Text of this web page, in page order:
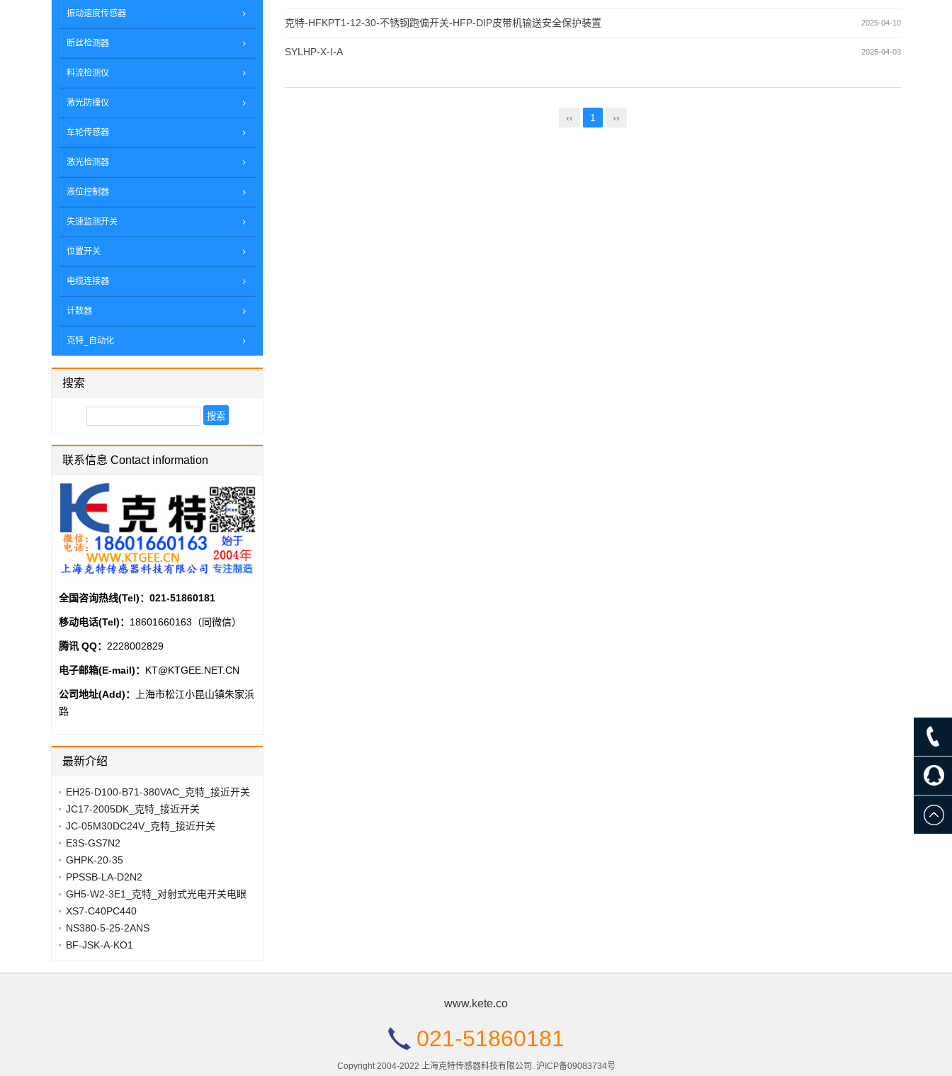
2025-04-10
克特-HFKPT1-12-30-不锈钢跑偏开关-HFP-DIP皮带机输送安全保护装置
2025-04-03
SYLHP-X-I-A
‹‹ 1 ››
振动速度传感器
断丝检测器
料流检测仪
激光防撞仪
车轮传感器
激光检测器
液位控制器
失速监测开关
位置开关
电缆连接器
计数器
克特_自动化
搜索
联系信息 Contact information
全国咨询热线(Tel)： 021-51860181
移动电话(Tel)： 18601660163（同微信）
腾讯 QQ： 2228002829
电子邮箱(E-mail)： KT@KTGEE.NET.CN
公司地址(Add)：
上海市松江小昆山镇朱家浜
路
最新介绍
EH25-D100-B71-380VAC_克特_接近开关
JC17-2005DK_克特_接近开关
JC-05M30DC24V_克特_接近开关
E3S-GS7N2
GHPK-20-35
PPSSB-LA-D2N2
GH5-W2-3E1_克特_对射式光电开关电眼
XS7-C40PC440
NS380-5-25-2ANS
BF-JSK-A-KO1
www.kete.co
021-51860181
Copyright 2004-2022 上海克特传感器科技有限公司. 沪ICP备09083734号